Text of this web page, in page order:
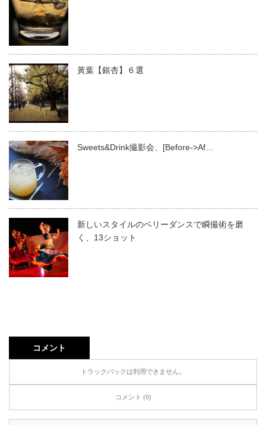
黃葉【銀杏】６選
Sweets&Drink撮影会、[Before->Af…
新しいスタイルのベリーダンスで瞬撮術を磨
く、13ショット
コメント
トラックバックは利用できません。
コメント (0)